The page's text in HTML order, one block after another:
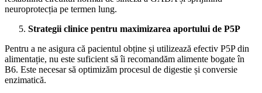
neuroprotecția pe termen lung.
Strategii clinice pentru maximizarea aportului de P5P
​Pentru a ne asigura că pacientul obține și utilizează efectiv P5P din
alimentație, nu este suficient să îi recomandăm alimente bogate în
B6. Este necesar să optimizăm procesul de digestie și conversie
enzimatică.